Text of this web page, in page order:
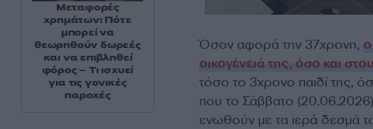
Όσον αφορά την 37χρονη,
οικογένειά της, όσο και
τόσο το 3χρονο παιδί της,
που το Σάββατο (20.06.2026)
ενωθούν με τα ιερά δεσμά
Μεταφορές
χρημάτων: Πότε
μπορεί να
θεωρηθούν δωρεές
και να επιβληθεί
φόρος – Τι ισχυεί
για τις γονικές
παροχές